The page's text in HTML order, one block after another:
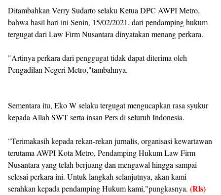
Ditambahkan Verry Sudarto selaku Ketua DPC AWPI Metro,
bahwa hasil hari ini Senin, 15/02/2021, dari pendamping hukum
tergugat dari Law Firm Nusantara dinyatakan menang perkara.
"Artinya perkara dari penggugat tidak dapat diterima oleh
Pengadilan Negeri Metro,"tambahnya.
Sementara itu, Eko W selaku tergugat mengucapkan rasa syukur
kepada Allah SWT serta insan Pers di seluruh Indonesia.
"Terimakasih kepada rekan-rekan jurnalis, organisasi kewartawan
terutama AWPI Kota Metro, Pendamping Hukum Law Firm
Nusantara yang telah berjuang dan mengawal hingga sampai
selesai perkara ini. Untuk langkah selanjutnya, akan kami
serahkan kepada pendamping Hukum kami,"pungkasnya. (Rls)